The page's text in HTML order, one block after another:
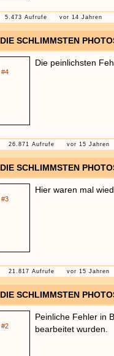
5.473 Aufrufe vor 14 Jahren
DIE SCHLIMMSTEN
Die peinlichsten
26.871 Aufrufe vor 15 Jahren
DIE SCHLIMMSTEN
Hier waren mal
21.817 Aufrufe vor 15 Jahren
DIE SCHLIMMSTEN
Peinliche Fehler in
bearbeitet wurden.